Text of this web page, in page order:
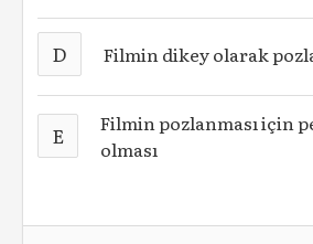
D Filmin dikey olarak
E
Filmin pozlanması için
olması